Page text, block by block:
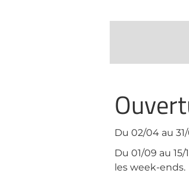
Du 02/04 au
Du 01/09 au
les week-ends.